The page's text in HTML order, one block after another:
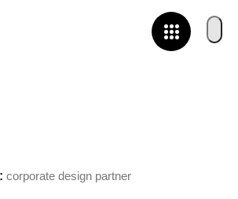
corporate design partner